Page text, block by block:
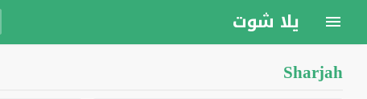
يلا شوت
Sharjah